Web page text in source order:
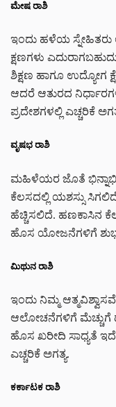
ಮೇಷ ರಾಶಿ
ಇಂದು ಹಳೆಯ
ಕ್ಷಣಗಳು
ಶಿಕ್ಷಣ ಹಾಗೂ ಉದ್ಯೋಗ
ಆದರೆ ಆತುರದ
ಪ್ರದೇಶಗಳಲ್ಲಿ ಎಚ್ಚರಿಕೆ
ವೃಷಭ ರಾಶಿ
ಮಹಿಳೆಯರ ಜೊತೆ
ಕೆಲಸದಲ್ಲಿ ಯಶಸ್ಸು
ಹೆಚ್ಚಿಸಲಿದೆ. ಹಣಕಾಸಿನ
ಹೊಸ ಯೋಜನೆಗಳಿಗೆ
ಮಿಥುನ ರಾಶಿ
ಇಂದು ನಿಮ್ಮ
ಆಲೋಚನೆಗಳಿಗೆ
ಹೊಸ ಖರೀದಿ ಸಾಧ್ಯತೆ
ಎಚ್ಚರಿಕೆ ಅಗತ್ಯ.
ಕರ್ಕಾಟಕ ರಾಶಿ